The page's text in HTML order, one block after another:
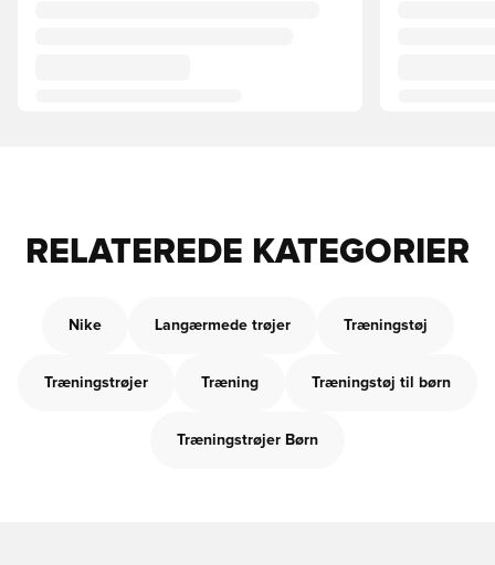
RELATEREDE KATEGORIER
Nike Langærmede trøjer Træningstøj
Træningstrøjer Træning Træningstøj til børn
Træningstrøjer Børn